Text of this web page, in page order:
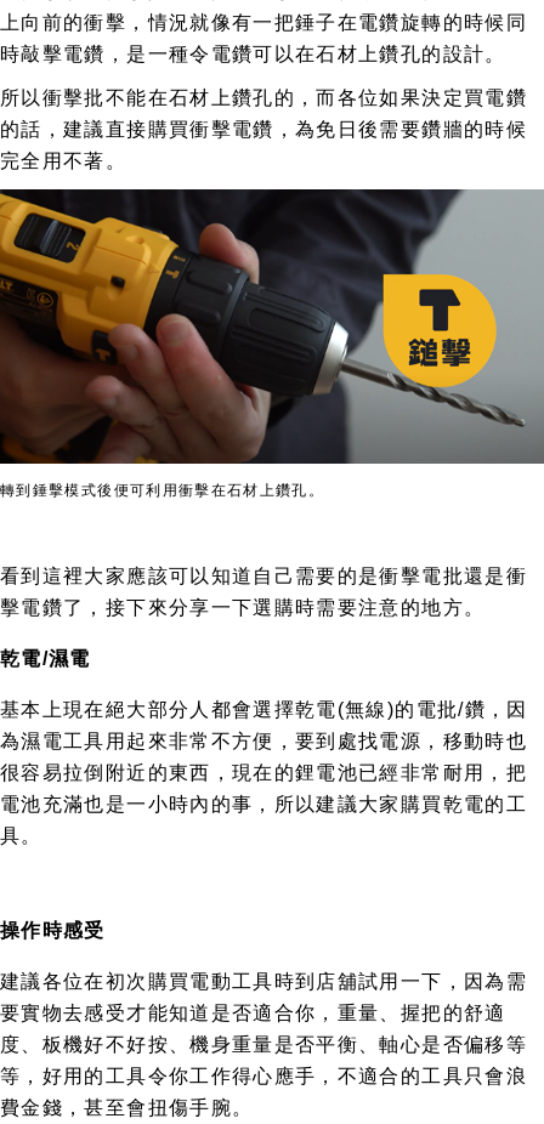
上向前的衝擊，情況就像有一把錘子在電鑽旋轉的時候同
時敲擊電鑽，是一種令電鑽可以在石材上鑽孔的設計。
所以衝擊批不能在石材上鑽孔的，而各位如果決定買電鑽
的話，建議直接購買衝擊電鑽，為免日後需要鑽牆的時候
完全用不著。
轉到錘擊模式後便可利用衝擊在石材上鑽孔。
看到這裡大家應該可以知道自己需要的是衝擊電批還是衝
擊電鑽了，接下來分享一下選購時需要注意的地方。
乾電/濕電
基本上現在絕大部分人都會選擇乾電(無線)的電批/鑽，因
為濕電工具用起來非常不方便，要到處找電源，移動時也
很容易拉倒附近的東西，現在的鋰電池已經非常耐用，把
電池充滿也是一小時內的事，所以建議大家購買乾電的工
具。
操作時感受
建議各位在初次購買電動工具時到店舖試用一下，因為需
要實物去感受才能知道是否適合你，重量、握把的舒適
度、板機好不好按、機身重量是否平衡、軸心是否偏移等
等，好用的工具令你工作得心應手，不適合的工具只會浪
費金錢，甚至會扭傷手腕。